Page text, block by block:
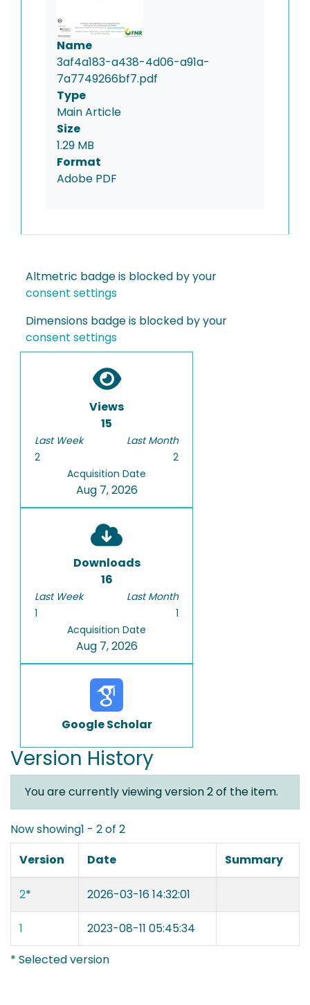
Name
3af4a183-a438-4d06-a91a-
7a7749266bf7.pdf
Type
Main Article
Size
1.29 MB
Format
Adobe PDF
Altmetric badge is blocked by your
consent settings
Dimensions badge is blocked by your
consent settings
Views
15
Last Week
2
Last Month
2
Acquisition Date
Aug 7, 2026
Downloads
16
Last Week
1
Last Month
1
Acquisition Date
Aug 7, 2026
Google Scholar
Version History
You are currently viewing version 2 of the item.
Now showing1 - 2 of 2
Version
Date Summary
2* 2026-03-16 14:32:01
1
2023-08-11 05:45:34
* Selected version